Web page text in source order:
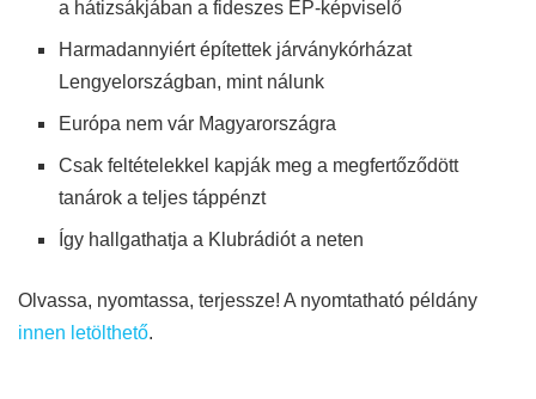
a hátizsákjában a fideszes EP-képviselő
Harmadannyiért építettek járványkórházat
Lengyelországban, mint nálunk
Európa nem vár Magyarországra
Csak feltételekkel kapják meg a megfertőződött
tanárok a teljes táppénzt
Így hallgathatja a Klubrádiót a neten
Olvassa, nyomtassa, terjessze! A nyomtatható példány
innen letölthető.